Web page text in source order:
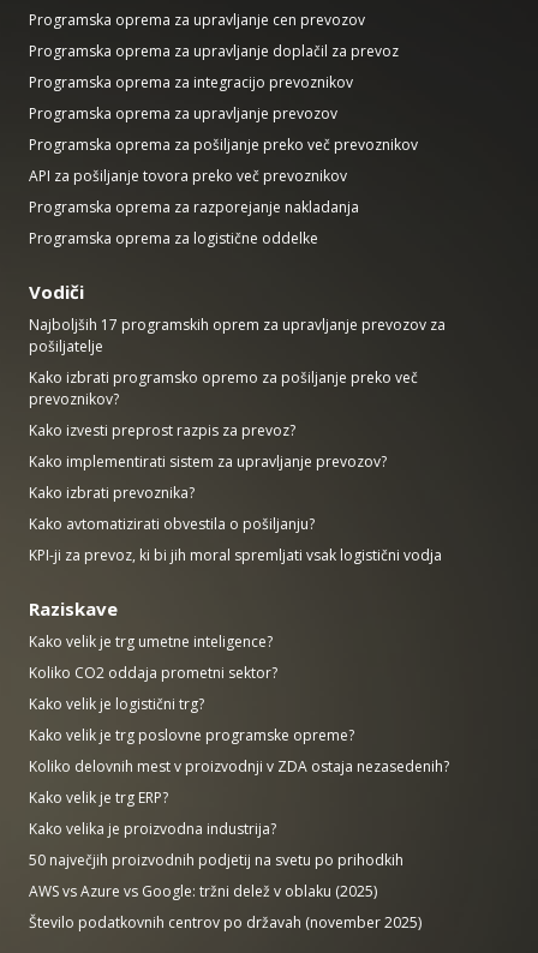
Programska oprema za upravljanje cen prevozov
Programska oprema za upravljanje doplačil za prevoz
Programska oprema za integracijo prevoznikov
Programska oprema za upravljanje prevozov
Programska oprema za pošiljanje preko več prevoznikov
API za pošiljanje tovora preko več prevoznikov
Programska oprema za razporejanje nakladanja
Programska oprema za logistične oddelke
Vodiči
Najboljših 17 programskih oprem za upravljanje prevozov za
pošiljatelje
Kako izbrati programsko opremo za pošiljanje preko več
prevoznikov?
Kako izvesti preprost razpis za prevoz?
Kako implementirati sistem za upravljanje prevozov?
Kako izbrati prevoznika?
Kako avtomatizirati obvestila o pošiljanju?
KPI-ji za prevoz, ki bi jih moral spremljati vsak logistični vodja
Raziskave
Kako velik je trg umetne inteligence?
Koliko CO2 oddaja prometni sektor?
Kako velik je logistični trg?
Kako velik je trg poslovne programske opreme?
Koliko delovnih mest v proizvodnji v ZDA ostaja nezasedenih?
Kako velik je trg ERP?
Kako velika je proizvodna industrija?
50 največjih proizvodnih podjetij na svetu po prihodkih
AWS vs Azure vs Google: tržni delež v oblaku (2025)
Število podatkovnih centrov po državah (november 2025)